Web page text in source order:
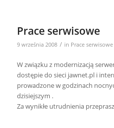
Prace serwisowe
9 września 2008 / in Prace serwisowe
W związku z modernizacją
dostępie do sieci jawnet.pl i
prowadzone w godzinach
dzisiejszym .
Za wynikłe utrudnienia